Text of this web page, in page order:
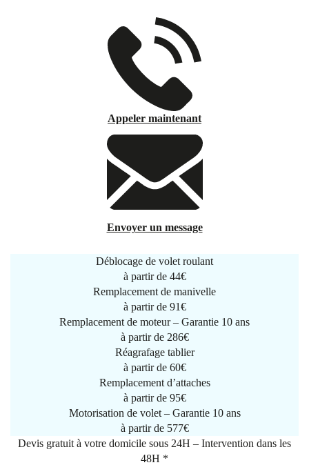
Appeler maintenant
Envoyer un message
Déblocage de volet roulant
à partir de 44€
Remplacement de manivelle
à partir de 91€
Remplacement de moteur – Garantie 10 ans
à partir de 286€
Réagrafage tablier
à partir de 60€
Remplacement d’attaches
à partir de 95€
Motorisation de volet – Garantie 10 ans
à partir de 577€
Devis gratuit à votre domicile sous 24H – Intervention dans les
48H *